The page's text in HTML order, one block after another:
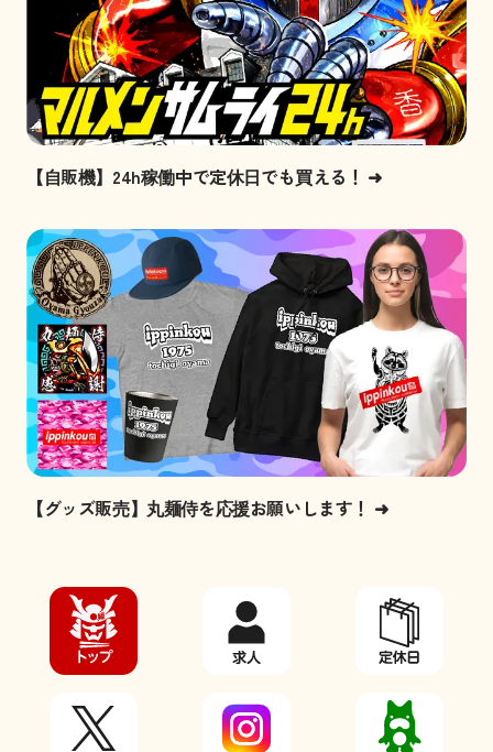
【自販機】24h稼働中で定休日でも買える！ ➜
【グッズ販売】丸麺侍を応援お願いします！ ➜